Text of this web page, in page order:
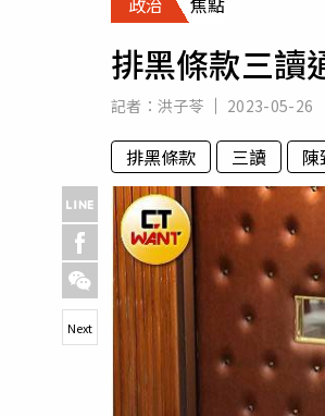
排黑條款三
記者： 洪子苓 2023-05-26
排黑條款 三讀 陳
Next